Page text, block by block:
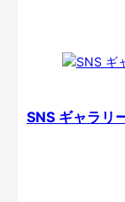
SNS ギャラリ